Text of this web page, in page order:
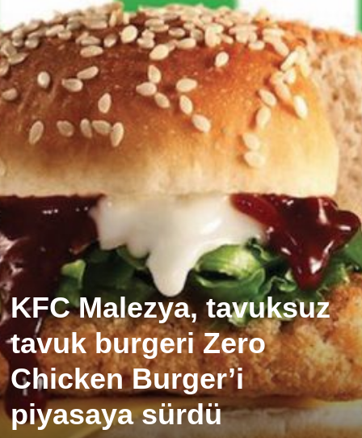
KFC Malezya, tavuksuz
tavuk burgeri Zero
Chicken Burger’i
piyasaya sürdü